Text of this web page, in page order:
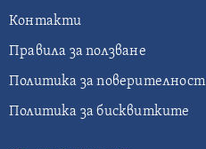
Контакти
Правила за ползване
Политика за поверителност
Политика за бисквитките